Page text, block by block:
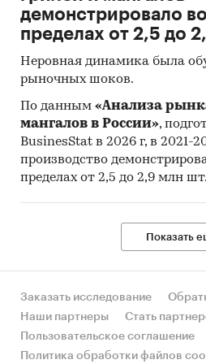
туалетная вода, включая
О компании:
Компания «Экспресс-
рынке готовых
проведенные
Обзор», дают возможность
получить основную
представление о ситуации
В портфеле компании
Россия
демонстрировало
пределах от 2,5 до
Неровная динамика была
рыночных шоков.
По данным «Анализа
мангалов в России»,
BusinesStat в 2026 г, в 2021-
производство
пределах от 2,5 до 2,9 млн шт.
Показать
Заказать исследование
Наши партнеры
Стать
Пользовательское соглашение
Политика обработки файлов